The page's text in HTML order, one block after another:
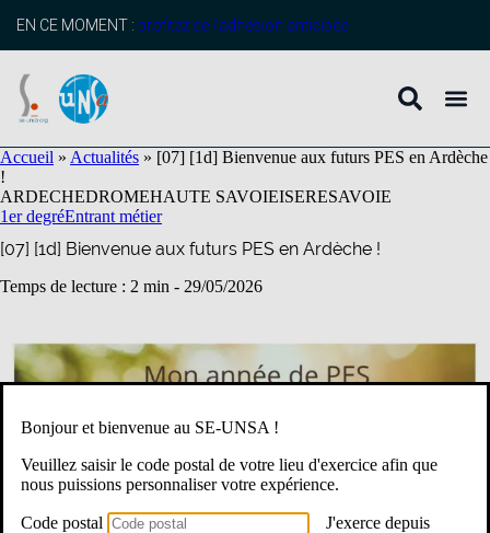
principal
EN CE MOMENT : profitez de l’adhésion anticipée
Accueil » Actualités » [07] [1d] Bienvenue aux futurs PES en Ardèche
!
ARDECHEDROMEHAUTE SAVOIEISERESAVOIE
1er degréEntrant métier
[07] [1d] Bienvenue aux futurs PES en Ardèche !
Temps de lecture : 2 min - 29/05/2026
Bonjour et bienvenue au SE-UNSA !
Veuillez saisir le code postal de votre lieu d'exercice afin que
nous puissions personnaliser votre expérience.
Code postal
J'exerce depuis